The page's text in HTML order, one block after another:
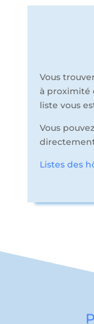
Vous
à proximité
liste vous
Vous
Listes des